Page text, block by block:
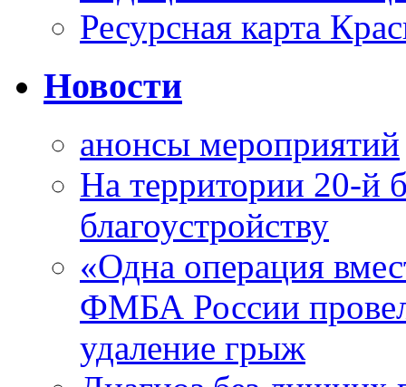
Ресурсная карта
Новости
анонсы мероприятий
На территории 20-й
благоустройству
«Одна операция
ФМБА России
удаление грыж